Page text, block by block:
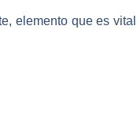
elemento que es